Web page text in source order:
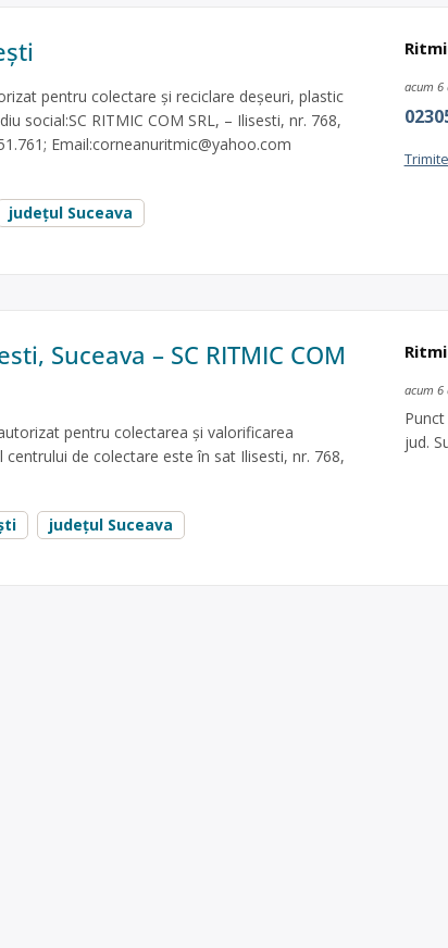
pentru colectare și reciclare deșeuri, plastic
social:SC RITMIC COM SRL, – Ilisesti, nr. 768,
Email:corneanuritmic@yahoo.com
județul Suceava
acum 6
Suceava – SC RITMIC COM
pentru colectarea și valorificarea
de colectare este în sat Ilisesti, nr. 768,
județul Suceava
acum 6
jud.